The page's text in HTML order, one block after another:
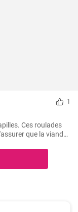
1
Ces roulades
que la viande